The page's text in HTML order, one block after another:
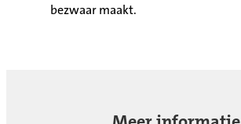
bezwaar maakt.